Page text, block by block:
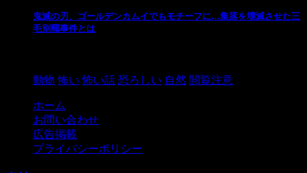
鬼滅の刃、ゴールデンカムイでもモチーフに…集落を壊滅させた三
毛別羆事件とは
動物 怖い 怖い話 恐ろしい 自然 閲覧注意
ホーム
お問い合わせ
広告掲載
プライバシーポリシー